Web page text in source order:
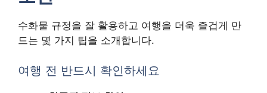
수화물 규정을 잘 활용하고 여행을 더욱 즐겁게 만
드는 몇 가지 팁을 소개합니다.
여행 전 반드시 확인하세요